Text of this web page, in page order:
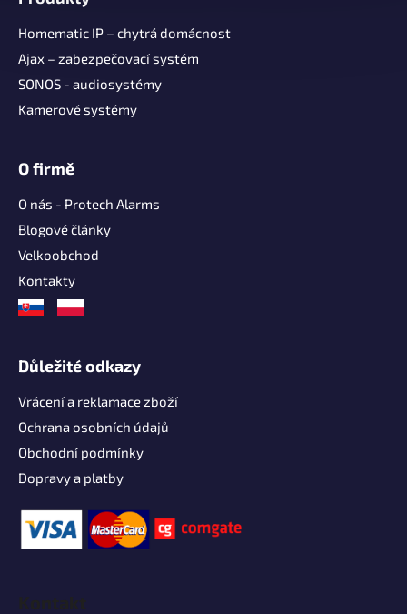
Homematic IP – chytrá domácnost
Ajax – zabezpečovací systém
SONOS - audiosystémy
Kamerové systémy
O firmě
O nás - Protech Alarms
Blogové články
Velkoobchod
Kontakty
Důležité odkazy
Vrácení a reklamace zboží
Ochrana osobních údajů
Obchodní podmínky
Dopravy a platby
Kontakt